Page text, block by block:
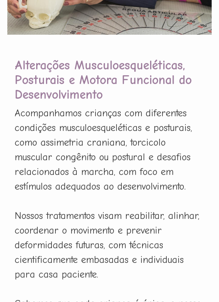
Alterações Musculoesqueléticas,
Posturais e Motora Funcional do
Desenvolvimento
Acompanhamos crianças com diferentes
condições musculoesqueléticas e posturais,
como assimetria craniana, torcicolo
muscular congênito ou postural e desafios
relacionados à marcha, com foco em
estímulos adequados ao desenvolvimento.
Nossos tratamentos visam reabilitar, alinhar,
coordenar o movimento e prevenir
deformidades futuras, com técnicas
cientificamente embasadas e individuais
para casa paciente.